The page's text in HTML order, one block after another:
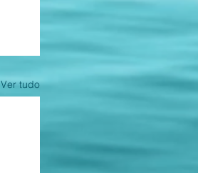
Ver tudo